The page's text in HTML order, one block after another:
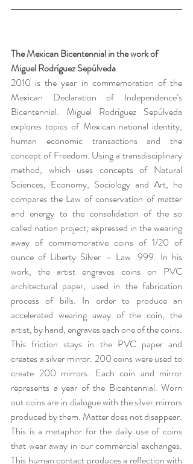
The Mexican Bicentennial in the work of
Miguel Rodríguez Sepúlveda
2010 is the year in commemoration of the
Mexican Declaration of Independence’s
Bicentennial. Miguel Rodríguez Sepúlveda
explores topics of Mexican national identity,
human economic transactions and the
concept of Freedom. Using a transdisciplinary
method, which uses concepts of Natural
Sciences, Economy, Sociology and Art, he
compares the Law of conservation of matter
and energy to the consolidation of the so
called nation project; expressed in the wearing
away of commemorative coins of 1/20 of
ounce of Liberty Silver – Law .999. In his
work, the artist engraves coins on PVC
architectural paper, used in the fabrication
process of bills. In order to produce an
accelerated wearing away of the coin, the
artist, by hand, engraves each one of the coins.
This friction stays in the PVC paper and
creates a silver mirror. 200 coins were used to
create 200 mirrors. Each coin and mirror
represents a year of the Bicentennial. Worn
out coins are in dialogue with the silver mirrors
produced by them. Matter does not disappear.
This is a metaphor for the daily use of coins
that wear away in our commercial exchanges.
This human contact produces a reflection with